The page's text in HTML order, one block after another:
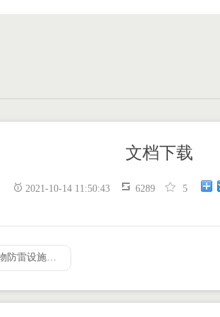
文档下载
2021-10-14 11:50:43 6289 5
上一篇： D501-15D501建筑物防雷设施安装彩色版-安比